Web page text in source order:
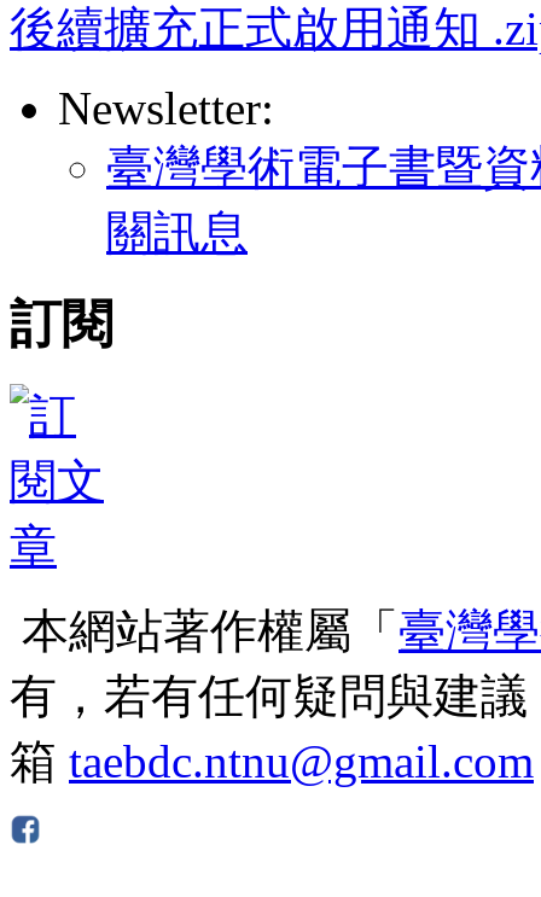
後續擴充正式啟用通知
Newsletter:
臺灣學術電子書暨
關訊息
訂閱
本網站著作權屬「 臺灣
有，若有任何疑問與建
箱 taebdc.ntnu@gmail.com